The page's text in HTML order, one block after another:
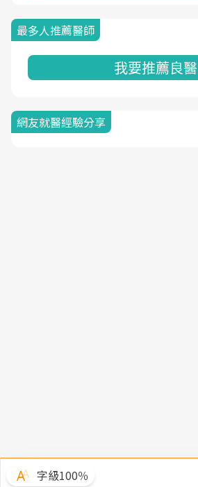
最多人推薦醫師
我要推薦良醫
網友就醫經驗分享
字級100％